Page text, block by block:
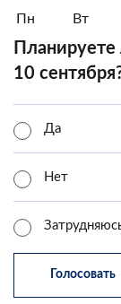
Пн Вт
Планируете
10
Да
Нет